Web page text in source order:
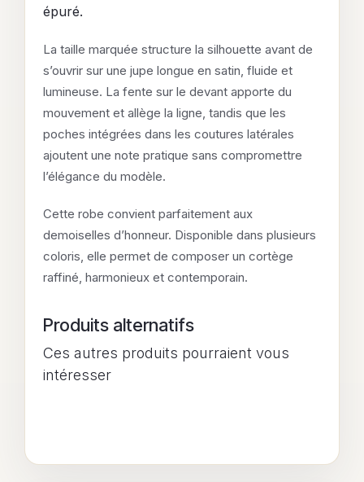
épuré.
La taille marquée structure la silhouette avant de
s’ouvrir sur une jupe longue en satin, fluide et
lumineuse. La fente sur le devant apporte du
mouvement et allège la ligne, tandis que les
poches intégrées dans les coutures latérales
ajoutent une note pratique sans compromettre
l’élégance du modèle.
Cette robe convient parfaitement aux
demoiselles d’honneur. Disponible dans plusieurs
coloris, elle permet de composer un cortège
raffiné, harmonieux et contemporain.
Produits alternatifs
Ces autres produits pourraient vous
intéresser